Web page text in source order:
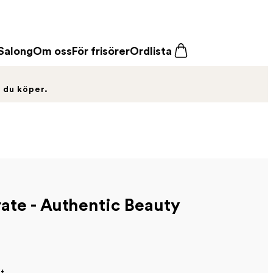
Om oss För frisörerOrdlista
köper.
- Authentic Beauty